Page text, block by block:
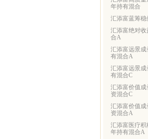
年持有混合
汇添富蓝筹稳
汇添富绝对收
合A
汇添富远景成
有混合A
汇添富远景成
有混合C
汇添富价值成
资混合C
汇添富价值成
资混合A
汇添富医疗积
年持有混合A